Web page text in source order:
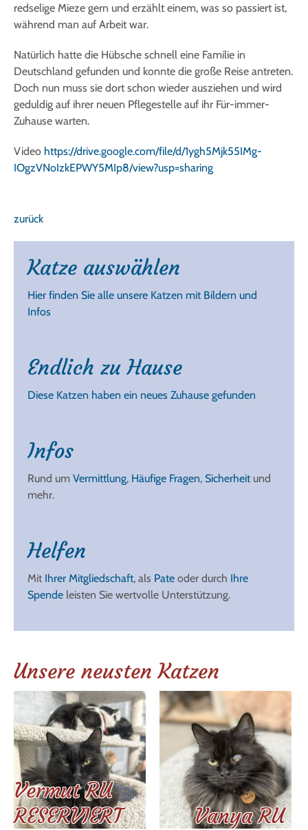
redselige Mieze gern und erzählt einem, was so passiert ist,
während man auf Arbeit war.
Natürlich hatte die Hübsche schnell eine Familie in
Deutschland gefunden und konnte die große Reise antreten.
Doch nun muss sie dort schon wieder ausziehen und wird
geduldig auf ihrer neuen Pflegestelle auf ihr Für-immer-
Zuhause warten.
Video https://drive.google.com/file/d/1ygh5Mjk55IMg-
IOgzVNoIzkEPWY5MIp8/view?usp=sharing
zurück
Katze auswählen
Hier finden Sie alle unsere Katzen mit Bildern und
Infos
Endlich zu Hause
Diese Katzen haben ein neues Zuhause gefunden
Infos
Rund um Vermittlung, Häufige Fragen, Sicherheitund
mehr.
Helfen
Mit Ihrer Mitgliedschaft, als Pate oder durch Ihre
Spende leisten Sie wertvolle Unterstützung.
Unsere neusten Katzen
Vermut RU
RESERVIERT
Vanya RU